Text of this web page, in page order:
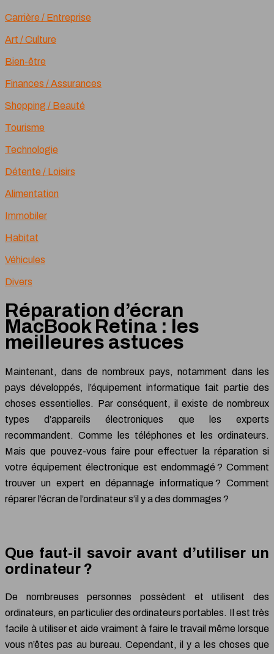
Carrière / Entreprise
Art / Culture
Bien-être
Finances / Assurances
Shopping / Beauté
Tourisme
Technologie
Détente / Loisirs
Alimentation
Immobiler
Habitat
Véhicules
Divers
Réparation d’écran
MacBook Retina : les
meilleures astuces
Maintenant, dans de nombreux pays, notamment dans les
pays développés, l’équipement informatique fait partie des
choses essentielles. Par conséquent, il existe de nombreux
types d’appareils électroniques que les experts
recommandent. Comme les téléphones et les ordinateurs.
Mais que pouvez-vous faire pour effectuer la réparation si
votre équipement électronique est endommagé ? Comment
trouver un expert en dépannage informatique ? Comment
réparer l’écran de l’ordinateur s’il y a des dommages ?
Que faut-il savoir avant d’utiliser un
ordinateur ?
De nombreuses personnes possèdent et utilisent des
ordinateurs, en particulier des ordinateurs portables. Il est très
facile à utiliser et aide vraiment à faire le travail même lorsque
vous n’êtes pas au bureau. Cependant, il y a les choses que